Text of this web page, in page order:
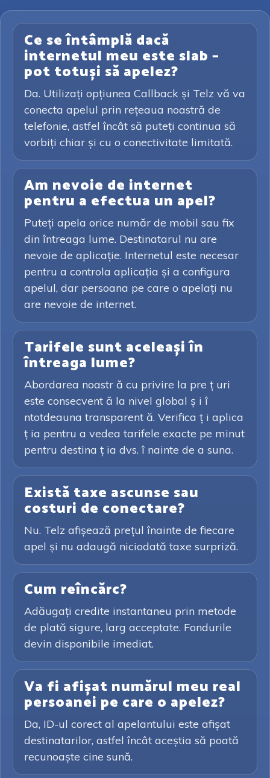
Ce se întâmplă dacă
internetul meu este slab –
pot totuși să apelez?
Da. Utilizați opțiunea Callback și Telz vă va
conecta apelul prin rețeaua noastră de
telefonie, astfel încât să puteți continua să
vorbiți chiar și cu o conectivitate limitată.
Am nevoie de internet
pentru a efectua un apel?
Puteți apela orice număr de mobil sau fix
din întreaga lume. Destinatarul nu are
nevoie de aplicație. Internetul este necesar
pentru a controla aplicația și a configura
apelul, dar persoana pe care o apelați nu
are nevoie de internet.
Tarifele sunt aceleași în
întreaga lume?
Abordarea noastr ă cu privire la pre ț uri
este consecvent ă la nivel global ș i î
ntotdeauna transparent ă. Verifica ț i aplica
ț ia pentru a vedea tarifele exacte pe minut
pentru destina ț ia dvs. î nainte de a suna.
Există taxe ascunse sau
costuri de conectare?
Nu. Telz afișează prețul înainte de fiecare
apel și nu adaugă niciodată taxe surpriză.
Cum reîncărc?
Adăugați credite instantaneu prin metode
de plată sigure, larg acceptate. Fondurile
devin disponibile imediat.
Va fi afișat numărul meu real
persoanei pe care o apelez?
Da, ID-ul corect al apelantului este afișat
destinatarilor, astfel încât aceștia să poată
recunoaște cine sună.